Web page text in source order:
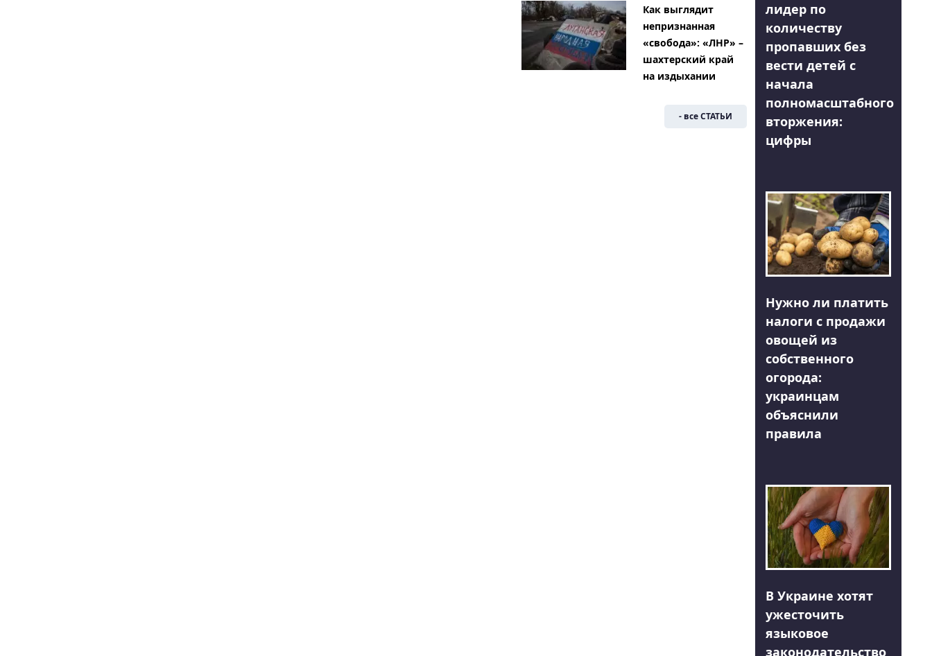
Как выглядит
непризнанная
«свобода»: «ЛНР» –
шахтерский край
на издыхании
- все СТАТЬИ
лидер по
количеству
пропавших без
вести детей с
начала
полномасштабного
вторжения:
цифры
Нужно ли платить
налоги с продажи
овощей из
собственного
огорода:
украинцам
объяснили
правила
В Украине хотят
ужесточить
языковое
законодательство